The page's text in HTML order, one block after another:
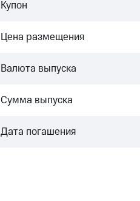
Купон
Цена размещения
Валюта выпуска
Сумма выпуска
Дата погашения